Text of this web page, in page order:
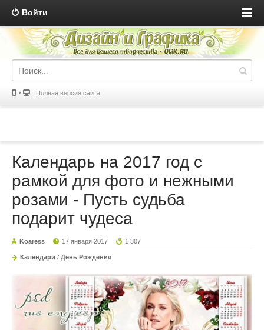
Войти
Полная версия сайта
Календарь на 2017 год с
рамкой для фото и нежными
розами - Пусть судьба
подарит чудеса
Koaress 17 января 2017 1 307
Календари / День Рождения